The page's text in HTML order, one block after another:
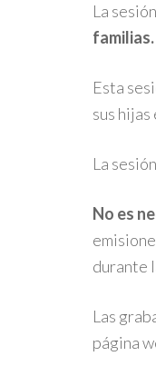
La
Esta
sus
La
No es
durante
Las
página